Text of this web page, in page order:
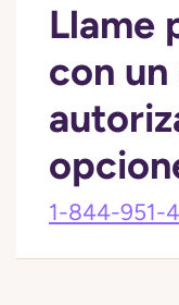
Llame
con
1-844-951-